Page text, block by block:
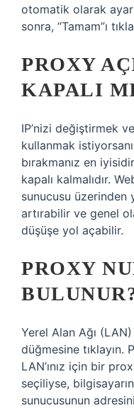
otomatik olarak
sonra, “Tamam”ı
PROXY
KAPALI
IP’nizi değiştirmek
kullanmak
bırakmanız en
kapalı kalmalıdır.
sunucusu üzerinden
artırabilir ve genel
düşüşe yol açabilir.
PROXY
Yerel Alan Ağı
düğmesine tıklayın.
LAN’ınız için bir
seçiliyse,
sunucusunun